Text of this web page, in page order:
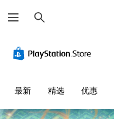
索
最新 精选 优惠